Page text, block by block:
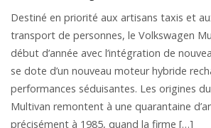
Destiné en priorité aux artisans taxis et
transport de personnes, le Volkswagen
début d’année avec l’intégration de
se dote d’un nouveau moteur hybride
performances séduisantes. Les origines
Multivan remontent à une quarantaine
précisément à 1985, quand la firme […]